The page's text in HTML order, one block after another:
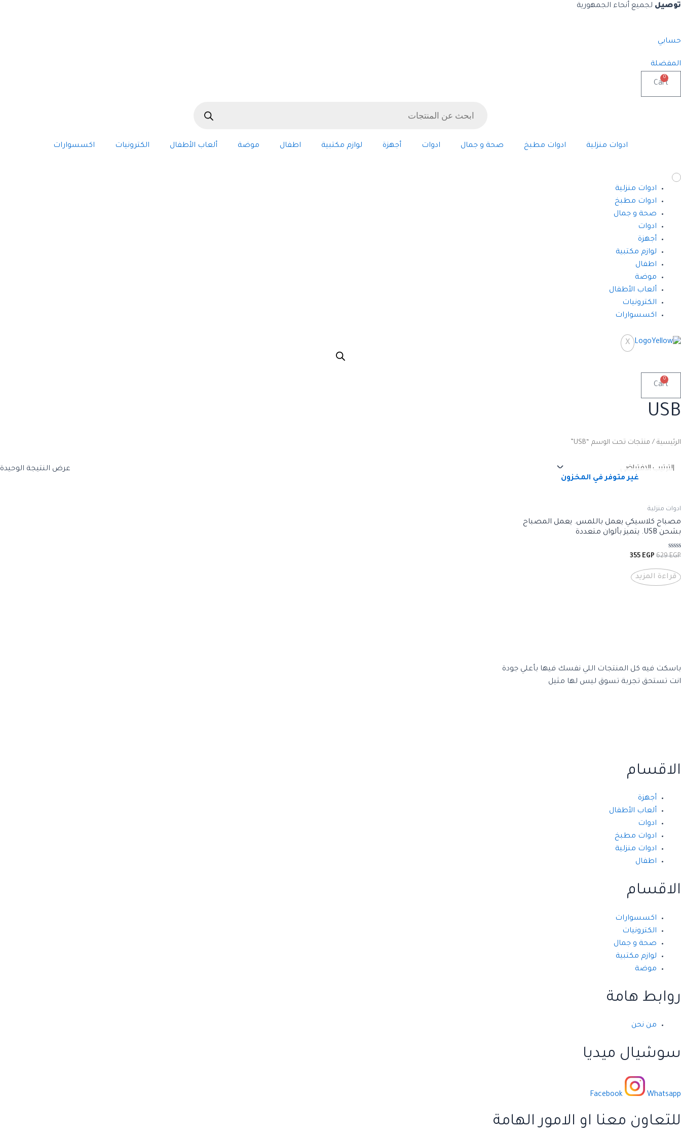
تخطي
توصيل لجميع أنحاء الجمهورية
حسابي
المفضلة
0
Cart
search
ادوات منزلية ادوات مطبخ صحة و جمال ادوات أجهزة لوازم مكتبية اطفال موضة ألعاب الأطفال الكترونيات اكسسوارات
ادوات منزلية
ادوات مطبخ
صحة و جمال
ادوات
أجهزة
لوازم مكتبية
اطفال
موضة
ألعاب الأطفال
الكترونيات
اكسسوارات
X
0
Cart
USB
الرئيسية / منتجات تحت الوسم “USB”
عرض النتيجة الوحيدة
غير متوفر في المخزون
ادوات منزلية
مصباح كلاسيكي يعمل باللمس. يعمل المصباح
بشحن USB. يتميز بألوان متعددة
تم
من
5
629EGP
السعر
هو:
629 EGP.
355 EGP
السعر
قراءة المزيد
باسكت فيه كل المنتجات اللي نفسك فيها بأعلي جودة
انت تستحق تجربة تسوق ليس لها مثيل
الاقسام
أجهزة
ألعاب الأطفال
ادوات
ادوات مطبخ
ادوات منزلية
اطفال
الاقسام
اكسسوارات
الكترونيات
صحة و جمال
لوازم مكتبية
موضة
روابط هامة
من نحن
سوشيال ميديا
Facebook Whatsapp
للتعاون معنا او الامور الهامة